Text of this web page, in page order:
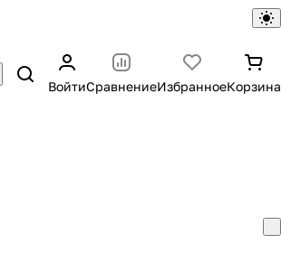
ВойтиСравнениеИзбранноеКорзина